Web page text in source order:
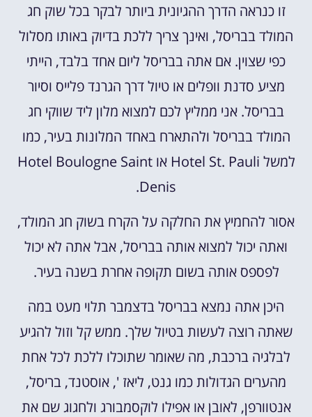
זו כנראה הדרך ההגיונית ביותר לבקר בכל שוק חג
המולד בבריסל, ואינך צריך ללכת בדיוק באותו מסלול
כפי שצוין. אם אתה בבריסל ליום אחד בלבד, הייתי
מציע סדנת וופלים או טיול דרך הגרנד פלייס וסיור
בבריסל. אני ממליץ לכם למצוא מלון ליד שווקי חג
המולד בבריסל ולהתארח באחד המלונות בעיר, כמו
למשל Hotel St. Pauli או Hotel Boulogne Saint
Denis.
אסור להחמיץ את החלקה על הקרח בשוק חג המולד,
ואתה יכול למצוא אותה בבריסל, אבל אתה לא יכול
לפספס אותה בשום תקופה אחרת בשנה בעיר.
היכן אתה נמצא בבריסל בדצמבר תלוי מעט במה
שאתה רוצה לעשות בטיול שלך. ממש קל וזול להגיע
לבלגיה ברכבת, מה שאומר שתוכלו ללכת לכל אחת
מהערים הגדולות כמו גנט, ליאז ', אוסטנד, בריסל,
אנטוורפן, לאובן או אפילו לוקסמבורג ולחגוג שם את